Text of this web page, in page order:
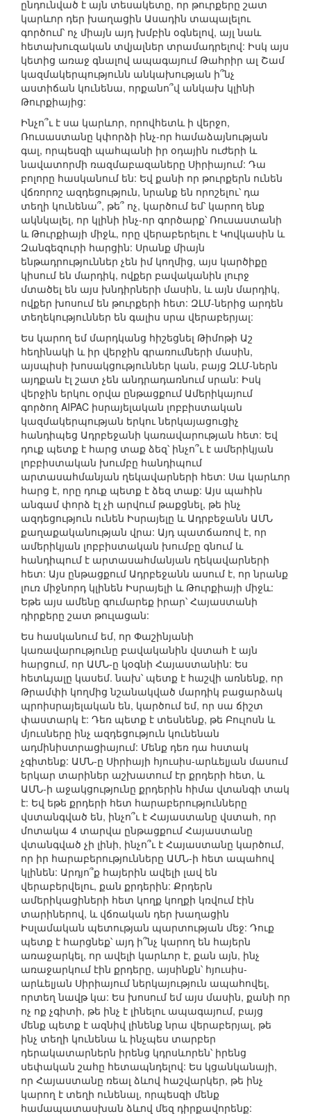
ընդունված է այն տեսակետը, որ թուրքերը շատ
կարևոր դեր խաղացին Ասադին տապալելու
գործում՝ ոչ միայն այդ խմբին օգնելով, այլ նաև
հետախուզական տվյալներ տրամադրելով: Իսկ այս
կետից առաջ գնալով ապագայում Թահրիր ալ Շամ
կազմակերպությունն անկախության ի՞նչ
աստիճան կունենա, որքանո՞վ անկախ կլինի
Թուրքիայից:
Ինչո՞ւ է սա կարևոր, որովհետև ի վերջո,
Ռուսաստանը կփորձի ինչ-որ համաձայնության
գալ, որպեսզի պահպանի իր օդային ուժերի և
նավատորմի ռազմաբազաները Սիրիայում: Դա
բոլորը հասկանում են: Եվ քանի որ թուրքերն ունեն
վճռորոշ ազդեցություն, նրանք են որոշելու՝ դա
տեղի կունենա՞, թե՞ ոչ, կարծում եմ՝ կարող ենք
ակնկալել, որ կլինի ինչ-որ գործարք՝ Ռուսաստանի
և Թուրքիայի միջև, որը վերաբերելու է Կովկասին և
Զանգեզուրի հարցին: Սրանք միայն
ենթադրություններ չեն իմ կողմից, այս կարծիքը
կիսում են մարդիկ, ովքեր բավականին լուրջ
մտածել են այս խնդիրների մասին, և այն մարդիկ,
ովքեր խոսում են թուրքերի հետ: ԶԼՄ-ներից արդեն
տեղեկություններ են գալիս սրա վերաբերյալ:
Ես կարող եմ մարդկանց հիշեցնել Թիմոթի Աշ
հեղինակի և իր վերջին գրառումների մասին,
այսպիսի խոսակցություններ կան, բայց ԶԼՄ-ներն
այդքան էլ շատ չեն անդրադառնում սրան: Իսկ
վերջին երկու օրվա ընթացքում Ամերիկայում
գործող AIPAC իսրայելական լոբբիստական
կազմակերպության երկու ներկայացուցիչ
հանդիպեց Ադրբեջանի կառավարության հետ: Եվ
դուք պետք է հարց տաք ձեզ՝ ինչո՞ւ է ամերիկյան
լոբբիստական խումբը հանդիպում
արտասահմանյան ղեկավարների հետ: Սա կարևոր
հարց է, որը դուք պետք է ձեզ տաք: Այս պահին
անգամ փորձ էլ չի արվում թաքցնել, թե ինչ
ազդեցություն ունեն Իսրայելը և Ադրբեջանն ԱՄՆ
քաղաքականության վրա: Այդ պատճառով է, որ
ամերիկյան լոբբիստական խումբը գնում և
հանդիպում է արտասահմանյան ղեկավարների
հետ: Այս ընթացքում Ադրբեջանն ասում է, որ նրանք
լուռ միջնորդ կլինեն Իսրայելի և Թուրքիայի միջև:
Եթե այս ամենը գումարեք իրար՝ Հայաստանի
դիրքերը շատ թուլացան:
Ես հասկանում եմ, որ Փաշինյանի
կառավարությունը բավականին վստահ է այն
հարցում, որ ԱՄՆ-ը կօգնի Հայաստանին: Ես
հետևյալը կասեմ. նախ՝ պետք է հաշվի առնենք, որ
Թրամփի կողմից նշանակված մարդիկ բացարձակ
պրոիսրայելական են, կարծում եմ, որ սա ճիշտ
փաստարկ է: Դեռ պետք է տեսնենք, թե Բուլոսն և
մյուսները ինչ ազդեցություն կունենան
ադմինիստրացիայում: Մենք դեռ դա հստակ
չգիտենք: ԱՄՆ-ը Սիրիայի հյուսիս-արևելյան մասում
երկար տարիներ աշխատում էր քրդերի հետ, և
ԱՄՆ-ի աջակցությունը քրդերին հիմա վտանգի տակ
է: Եվ եթե քրդերի հետ հարաբերությունները
վստանգված են, ինչո՞ւ է Հայաստանը վստահ, որ
մոտակա 4 տարվա ընթացքում Հայաստանը
վտանգված չի լինի, ինչո՞ւ է Հայաստանը կարծում,
որ իր հարաբերությունները ԱՄՆ-ի հետ ապահով
կլինեն: Արդյո՞ք հայերին ավելի լավ են
վերաբերվելու, քան քրդերին: Քրդերն
ամերիկացիների հետ կողք կողքի կռվում էին
տարիներով, և վճռական դեր խաղացին
Իսլամական պետության պարտության մեջ: Դուք
պետք է հարցնեք՝ այդ ի՞նչ կարող են հայերն
առաջարկել, որ ավելի կարևոր է, քան այն, ինչ
առաջարկում էին քրդերը, այսինքն՝ հյուսիս-
արևելյան Սիրիայում ներկայություն ապահովել,
որտեղ նավթ կա: Ես խոսում եմ այս մասին, քանի որ
ոչ ոք չգիտի, թե ինչ է լինելու ապագայում, բայց
մենք պետք է ազնիվ լինենք նրա վերաբերյալ, թե
ինչ տեղի կունենա և ինչպես տարբեր
դերակատարներն իրենց կդրսևորեն՝ իրենց
սեփական շահը հետապնդելով: Ես կցանկանայի,
որ Հայաստանը ռեալ ձևով հաշվարկեր, թե ինչ
կարող է տեղի ունենալ, որպեսզի մենք
համապատասխան ձևով մեզ դիրքավորենք: